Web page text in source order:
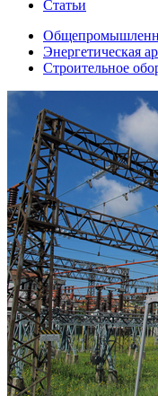
Статьи
Энергетическая
Строительное